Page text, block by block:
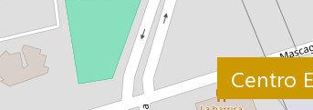
Centro